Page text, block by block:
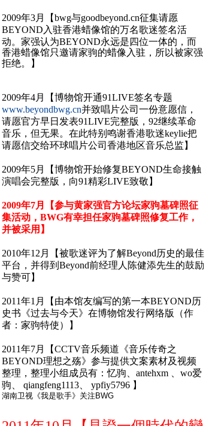
2009年3月【bwg与goodbeyond.cn征集请愿
BEYOND入驻香港蜡像馆的万名歌迷签名活
动。家强认为BEYOND永远是四位一体的，而
香港蜡像馆只邀请家驹的蜡像入驻， 所以被家强
拒绝。】
2009年4月【博物馆开通91LIVE签名专题
www.beyondbwg.cn并致唱片公司一份意愿信，
请愿官方早日发表91LIVE完整版，92继续革命
音乐，但无果。在此特别鸣谢香港歌迷keylie把
请愿信交给环球唱片公司香港地区音乐总监】
2009年5月【博物馆开始修复BEYOND生命接触
演唱会完整版，向91精彩LIVE致敬】
2009年7月【参与黄家强官方论坛家驹墓碑照征
集活动，BWG有幸担任家驹墓碑照修复工作，
并被采用】
2010年12月【被歌迷评为了解Beyond历史的最佳
平台，并得到Beyond前经理人陈健添先生的鼓励
与赞可】
2011年1月【由本馆友编写的第一本BEYOND历
史书《过去与今天》在博物馆发行网络版
（作
者：家驹特使）】
2011年7月【CCTV音乐频道《音乐传奇之
BEYOND理想之殇》参与提供文案素材及视频
整理， 整理小组成员有：忆驹、antehxm 、wo爱
驹、 qiangfeng1113、 ypfiy5796 】
湖南卫视《我是歌手》关注BWG